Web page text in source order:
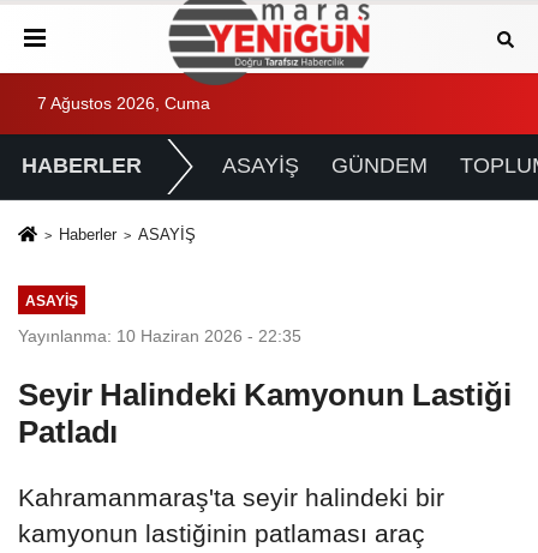
7 Ağustos 2026, Cuma
HABERLER ASAYİŞ GÜNDEM
Haberler ASAYİŞ
ASAYİŞ
Yayınlanma: 10 Haziran 2026 - 22:35
Seyir Halindeki Kamyonun Lastiği
Patladı
Kahramanmaraş'ta seyir halindeki bir
kamyonun lastiğinin patlaması araç